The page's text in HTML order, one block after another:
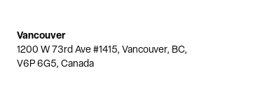
Vancouver
1200 W 73rd Ave #1415, Vancouver, BC,
V6P 6G5, Canada